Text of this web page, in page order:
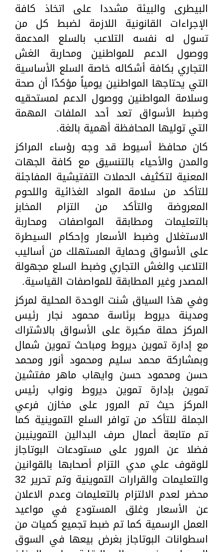
البيطرى والبيئة مشددا على اتخاذ كافة
الإجراءات القانونية اللازمة لضبط كل من
تسول له نفسه التلاعب بالسلع المدعمة
ووصول الدعم للمواطنين ومحاربة الغش
التجاري بكافة أشكاله خاصة السلع الأساسية
التي يحتاجها المواطنين يومياً مؤكدًا أن صحة
وسلامة المواطنين ووصول الدعم لمستحقيه
وضبط الأسواق تعد أحد الملفات المهمة
التي توليها المحافظة أهمية بالغة.
كان محافظ أسيوط قد وجه رؤساء المراكز
والمدن والأحياء بالتنسيق مع كافة الجهات
المعنية لتكثيف الحملات التفتيشية المفاجئة
للتأكد من سلامة المواد الغذائية واللحوم
المعروضة والتأكد من التزام المخابز
بالتعليمات ومطابقة المواصفات ومحاربة
الاستغلال وضبط الأسعار وإحكام السيطرة
على الأسواق وحماية المستهلك من أساليب
التلاعب والغش التجاري وضبط السلع مجهولة
المصدر وغير المطابقة للمواصفات القياسية.
وفي هذا السياق شنت الوحدة المحلية لمركز
ومدينة ديروط برئاسة محمود نجار رئيس
المركز حملة مكبرة على الأسواق بالاشتراك
مع إدارة تموين ديروط ومباحث تموين شمال
وبمشاركة محمد سليم ومحمود أنور ومحمد
حسن ومحمود حسن وايهاب ماهر مفتشين
تموين بإدارة تموين ديروط ونواب رئيس
المركز حيث تم المرور على مخازن فرعي
الجملة للتأكد من توافر السلع التموينية كما
تم متابعة أعمال صرف البدالين التموينيبن
فضلا عن المرور على مستودعات البوتاجاز
للوقوف علي مدي التزام أصحابها بالقوانين
والتعليمات والقرارات التموينية وتم تحرير 32
محضر لعدم الالتزام بالتعليمات وعدم الاعلان
عن الأسعار وغلق المستودع في مواعيد
العمل الرسمية كما تم ضبط تجميع كميات من
اسطوانات البوتاجاز بغرض بيعها في السوق